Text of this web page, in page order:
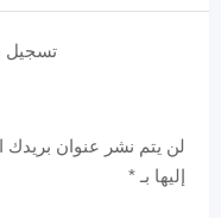
تسجيل
لن يتم نشر عنوان بريدك
إليها بـ *